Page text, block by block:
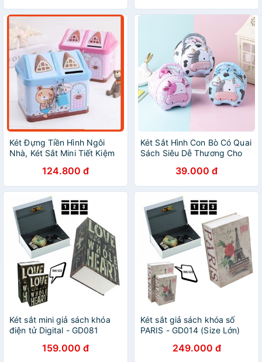
Két Đựng Tiền Hình Ngôi
Nhà, Két Sắt Mini Tiết Kiệm
124.800 đ
Két Sắt Hình Con Bò Có Quai
Sách Siêu Dễ Thương Cho
39.000 đ
Két sắt mini giả sách khóa
điện tử Digital - GD081
159.000 đ
Két sắt giả sách khóa số
PARIS - GD014 (Size Lớn)
249.000 đ